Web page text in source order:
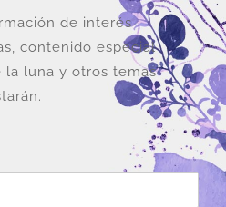
de interés
contenido especial
la luna y otros temas